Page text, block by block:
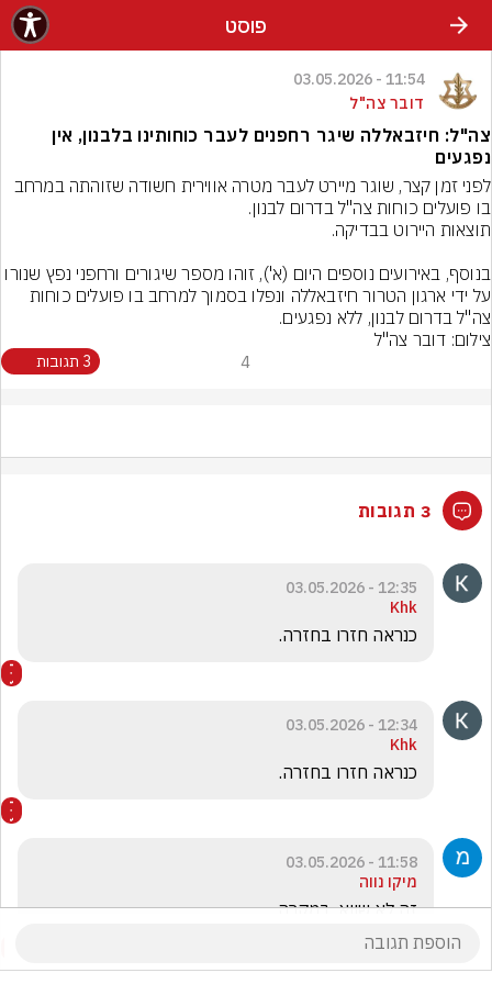
פוסט
11:54 - 03.05.2026
דובר צה"ל
צה"ל: חיזבאללה שיגר רחפנים לעבר כוחותינו בלבנון, אין
נפגעים
צה"ל בדרום לבנון, ללא נפגעים.
צילום: דובר צה"ל
4 3 תגובות
3 תגובות
12:35 - 03.05.2026
Khk
כנראה חזרו בחזרה.
12:34 - 03.05.2026
Khk
כנראה חזרו בחזרה.
11:58 - 03.05.2026
מיקו נווה
זה לא שווא. במקרה